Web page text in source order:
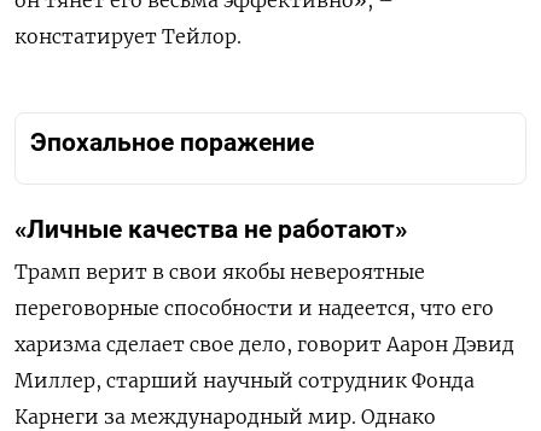
констатирует Тейлор.
Эпохальное поражение
«Личные качества не работают»
Трамп верит в свои якобы невероятные
переговорные способности и надеется, что его
харизма сделает свое дело, говорит Аарон Дэвид
Миллер, старший научный сотрудник Фонда
Карнеги за международный мир. Однако